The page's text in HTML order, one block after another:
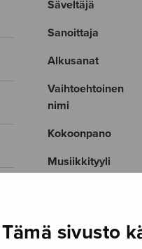
Tämä sivusto
Säveltäjä
Sanoittaja
Alkusanat
Vaihtoehtoinen
nimi
Kokoonpano
Musiikkityyli